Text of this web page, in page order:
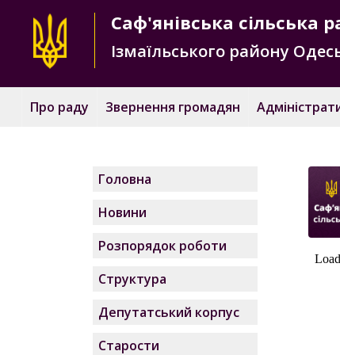
Саф'янівська сільська
Ізмаїльського району
Про раду Звернення громадян
Головна
Новини
Розпорядок роботи
Структура
Депутатський корпус
Старости